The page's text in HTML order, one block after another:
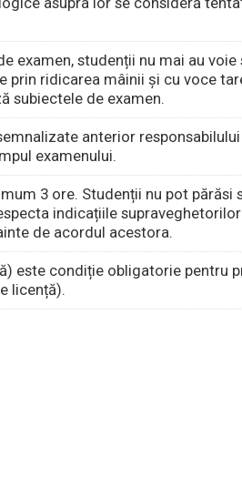
examen, studenții nu mai au
ridicarea mâinii și cu voce
subiectele de examen.
anterior
examenului.
3 ore. Studenții nu pot părăsi
indicațiile
de acordul acestora.
este condiție obligatorie pentru
licență).